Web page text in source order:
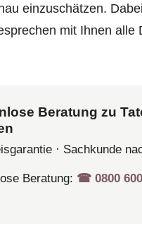
einzuschätzen.
mit Ihnen alle
Beratung zu
· Sachkunde
Beratung: ☎︎ 0800